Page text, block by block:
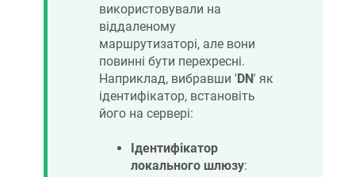
використовували на
віддаленому
маршрутизаторі, але вони
повинні бути перехресні.
Наприклад, вибравши 'DN' як
ідентифікатор, встановіть
його на сервері:
Ідентифікатор
локального шлюзу: